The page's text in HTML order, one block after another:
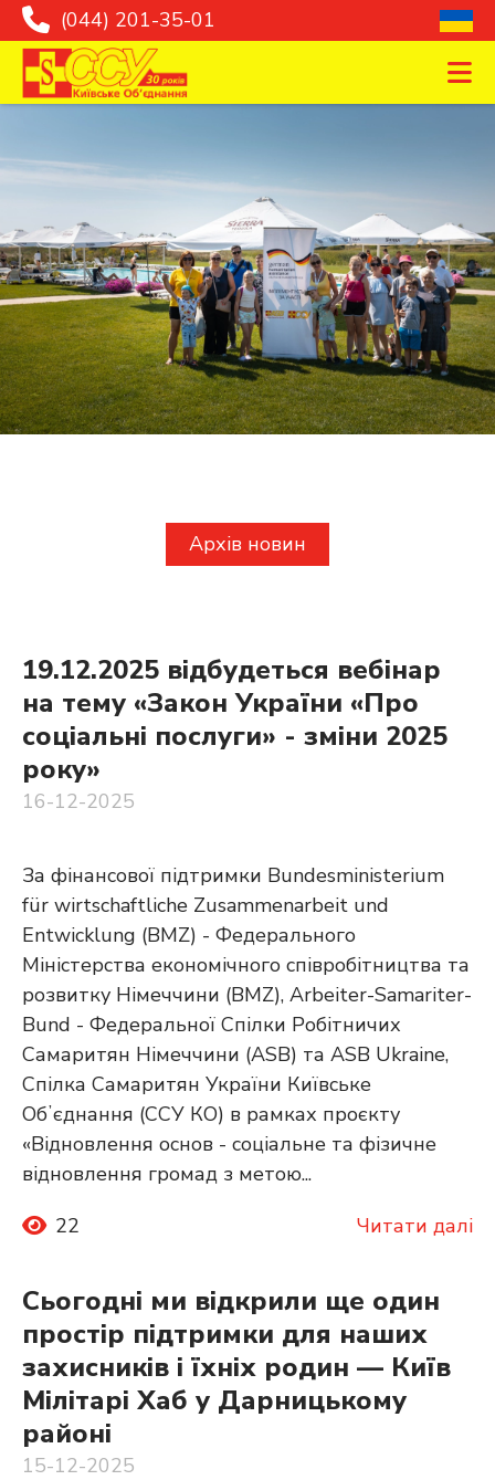
(044) 201-35-01
Архів новин
19.12.2025 відбудеться вебінар
на тему «Закон України «Про
соціальні послуги» - зміни 2025
року»
16-12-2025
За фінансової підтримки Bundesministerium
für wirtschaftliche Zusammenarbeit und
Entwicklung (BMZ) - Федерального
Міністерства економічного співробітництва та
розвитку Німеччини (BMZ), Arbeiter-Samariter-
Bund - Федеральної Спілки Робітничих
Самаритян Німеччини (ASB) та ASB Ukraine,
Спілка Самаритян України Київське
Обʼєднання (ССУ КО) в рамках проєкту
«Відновлення основ - соціальне та фізичне
відновлення громад з метою...
22
Читати далі
Сьогодні ми відкрили ще один
простір підтримки для наших
захисників і їхніх родин — Київ
Мілітарі Хаб у Дарницькому
районі
15-12-2025